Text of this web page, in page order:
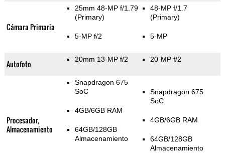
Cámara Primaria
25mm 48-MP f/1.79
(Primary)
5-MP f/2
48-MP f/1.7
(Primary)
5-MP
Autofoto 20mm 13-MP f/2 20-MP f/2
Procesador,
Almacenamiento
Snapdragon 675
SoC
4GB/6GB RAM
64GB/128GB
Almacenamiento
Snapdragon 675
SoC
4GB/6GB RAM
64GB/128GB
Almacenamiento